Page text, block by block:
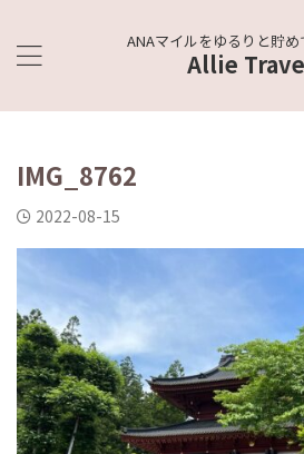
ANAマイルをゆるりと貯
Allie
IMG_8762
2022-08-15